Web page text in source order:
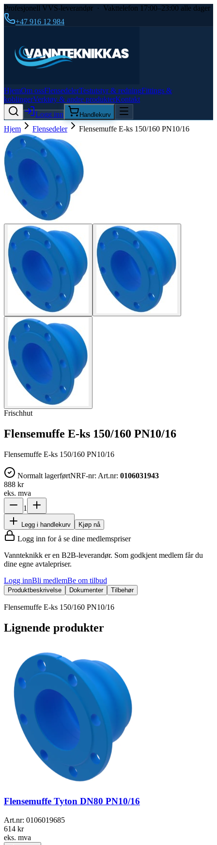
Profesjonell VVS-leverandør · Vakttelefon 17:00–23:00 alle dager
+47 916 12 984
HjemOm ossFlensedelerTestutstyr & redningFittings &
koblingerVerktøy & andre produkterKontakt
Logg inn
Handlekurv
Hjem Flensedeler Flensemuffe E-ks 150/160 PN10/16
Frischhut
Flensemuffe E-ks 150/160 PN10/16
Flensemuffe E-ks 150/160 PN10/16
Normalt lagerførtNRF-nr: Art.nr: 0106031943
888 kr
eks. mva
1
Legg i handlekurv Kjøp nå
Logg inn for å se dine medlemspriser
Vannteknikk er en B2B-leverandør. Som godkjent medlem får du
dine egne avtalepriser.
Logg innBli medlemBe om tilbud
Produktbeskrivelse Dokumenter Tilbehør
Flensemuffe E-ks 150/160 PN10/16
Lignende produkter
Flensemuffe Tyton DN80 PN10/16
Art.nr: 0106019685
614 kr
eks. mva